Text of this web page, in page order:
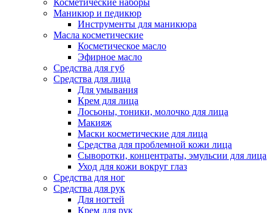
Косметические наборы
Маникюр и педикюр
Инструменты для маникюра
Масла косметические
Косметическое масло
Эфирное масло
Средства для губ
Средства для лица
Для умывания
Крем для лица
Лосьоны, тоники, молочко для лица
Макияж
Маски косметические для лица
Средства для проблемной кожи лица
Сыворотки, концентраты, эмульсии для лица
Уход для кожи вокруг глаз
Средства для ног
Средства для рук
Для ногтей
Крем для рук